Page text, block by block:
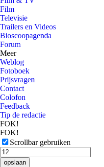
Film
Televisie
Trailers en Videos
Bioscoopagenda
Forum
Meer
Weblog
Fotoboek
Prijsvragen
Contact
Colofon
Feedback
Tip de redactie
FOK!
FOK!
Scrollbar gebruiken
opslaan